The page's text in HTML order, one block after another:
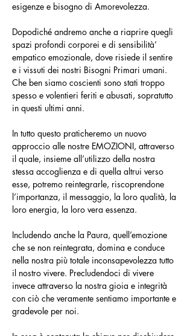
esigenze e bisogno di Amorevolezza.
Dopodiché andremo anche a riaprire quegli
spazi profondi corporei e di sensibilità’
empatico emozionale, dove risiede il sentire
e i vissuti dei nostri Bisogni Primari umani.
Che ben siamo coscienti sono stati troppo
spesso e volentieri feriti e abusati, sopratutto
in questi ultimi anni.
In tutto questo praticheremo un nuovo
approccio alle nostre EMOZIONI, attraverso
il quale, insieme all’utilizzo della nostra
stessa accoglienza e di quella altrui verso
esse, potremo reintegrarle, riscoprendone
l’importanza, il messaggio, la loro qualità, la
loro energia, la loro vera essenza.
Includendo anche la Paura, quell’emozione
che se non reintegrata, domina e conduce
nella nostra più totale inconsapevolezza tutto
il nostro vivere. Precludendoci di vivere
invece attraverso la nostra gioia e integrità
con ciò che veramente sentiamo importante e
gradevole per noi.